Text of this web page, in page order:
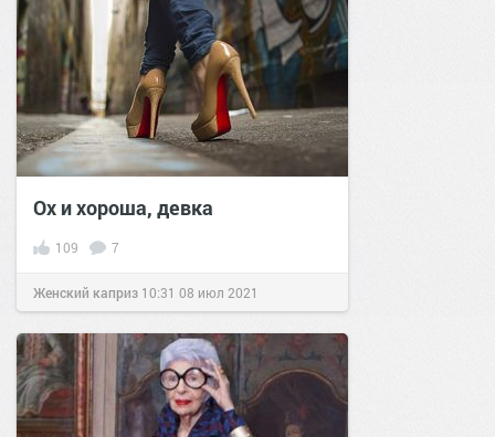
Ох и хороша, девка
109 7
Женский каприз 10:31 08 июл 2021